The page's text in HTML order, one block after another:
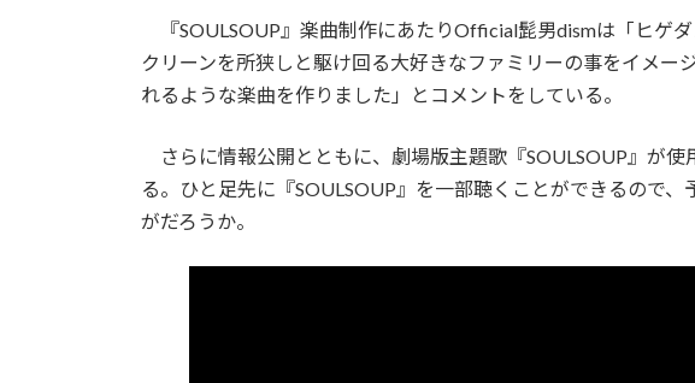
『SOULSOUP』楽曲制作にあたりOfficial髭男dismは「ヒゲ
クリーンを所狭しと駆け回る大好きなファミリーの事をイメー
れるような楽曲を作りました」とコメントをしている。
さらに情報公開とともに、劇場版主題歌『SOULSOUP』が
る。ひと足先に『SOULSOUP』を一部聴くことができるので
がだろうか。